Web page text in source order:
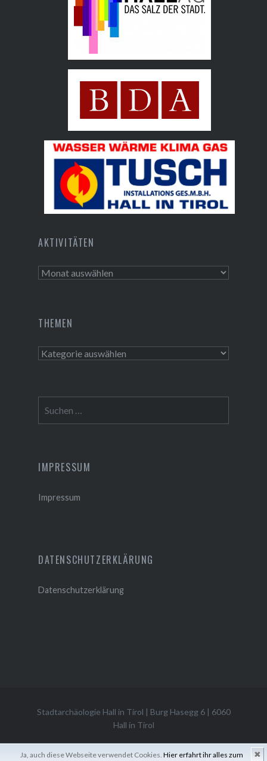
Ja, auch diese Webseite verwendet Cookies. Hier erfahrt ihr alles zum
✖
Bundesdenkmalamt
AKTIVITÄTEN
Aktivitäten
THEMEN
Themen
nach:
IMPRESSUM
Impressum
DATENSCHUTZERKLÄRUNG
Datenschutzerklärung
Stadtarchäologie Hall in Tirol | Burg Hasegg 6 | 6060
Hall in Tirol
Impressum Datenschutzerklärung |